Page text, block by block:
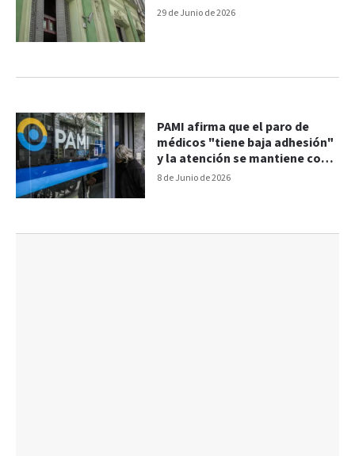
29 de Junio de 2026
8 de Junio de 2026
PAMI afirma que el paro de
médicos "tiene baja adhesión"
y la atención se mantiene con
normalidad